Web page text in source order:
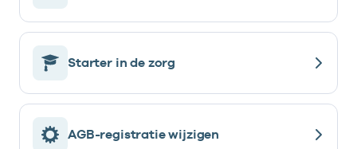
Starter in de zorg
AGB-registratie wijzigen